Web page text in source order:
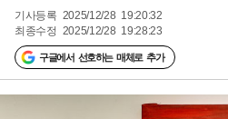
기사등록 2025/12/28 19:20:32
최종수정 2025/12/28 19:28:23
구글에서 선호하는 매체로 추가